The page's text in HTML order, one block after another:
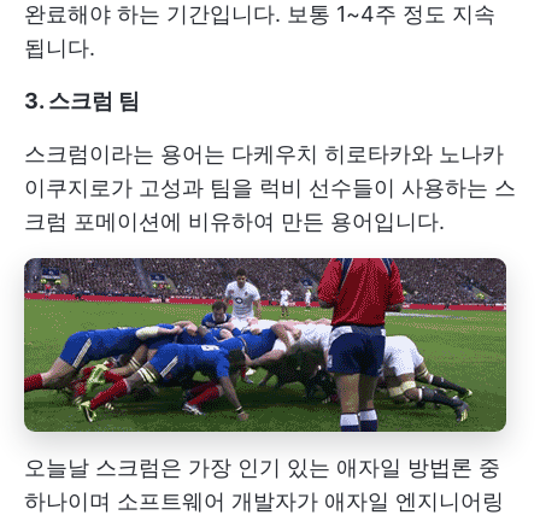
완료해야 하는 기간입니다. 보통 1~4주 정도 지속
됩니다.
3. 스크럼 팀
스크럼이라는 용어는 다케우치 히로타카와 노나카
이쿠지로가 고성과 팀을 럭비 선수들이 사용하는 스
크럼 포메이션에 비유하여 만든 용어입니다.
오늘날 스크럼은 가장 인기 있는 애자일 방법론 중
하나이며 소프트웨어 개발자가 애자일 엔지니어링